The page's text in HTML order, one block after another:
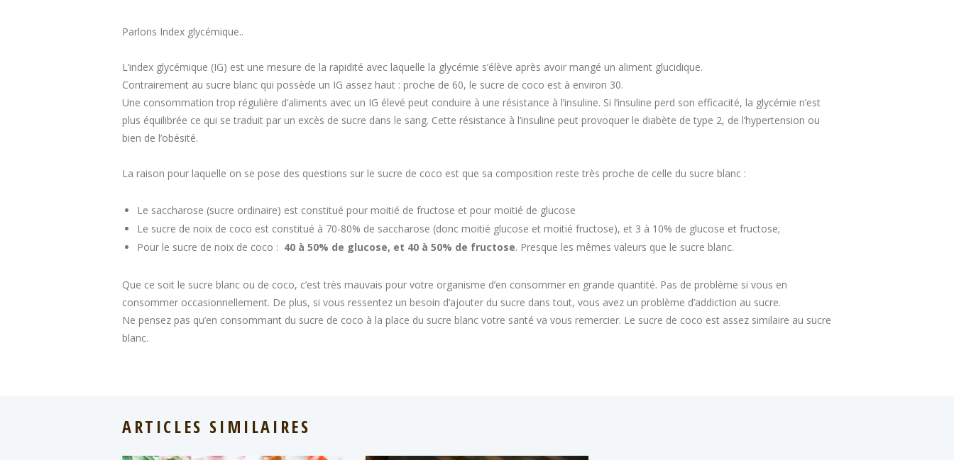
Parlons Index glycémique..
L’index glycémique (IG) est une mesure de la rapidité avec laquelle la glycémie s’élève après avoir mangé un aliment glucidique.
Contrairement au sucre blanc qui possède un IG assez haut : proche de 60, le sucre de coco est à environ 30.
Une consommation trop régulière d’aliments avec un IG élevé peut conduire à une résistance à l’insuline. Si l’insuline perd son efficacité, la glycémie n’est
plus équilibrée ce qui se traduit par un excès de sucre dans le sang. Cette résistance à l’insuline peut provoquer le diabète de type 2, de l’hypertension ou
bien de l’obésité.
La raison pour laquelle on se pose des questions sur le sucre de coco est que sa composition reste très proche de celle du sucre blanc :
Le saccharose (sucre ordinaire) est constitué pour moitié de fructose et pour moitié de glucose
Le sucre de noix de coco est constitué à 70-80% de saccharose (donc moitié glucose et moitié fructose), et 3 à 10% de glucose et fructose;
Pour le sucre de noix de coco : 40 à 50% de glucose, et 40 à 50% de fructose. Presque les mêmes valeurs que le sucre blanc.
Que ce soit le sucre blanc ou de coco, c’est très mauvais pour votre organisme d’en consommer en grande quantité. Pas de problème si vous en
consommer occasionnellement. De plus, si vous ressentez un besoin d’ajouter du sucre dans tout, vous avez un problème d’addiction au sucre.
Ne pensez pas qu’en consommant du sucre de coco à la place du sucre blanc votre santé va vous remercier. Le sucre de coco est assez similaire au sucre
blanc.
ARTICLES SIMILAIRES